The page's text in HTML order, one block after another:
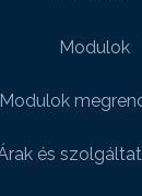
Modulok
Modulok
és